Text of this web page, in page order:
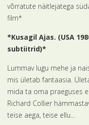
võrratute näitlejatega
film*
*Kusagil Ajas. (USA
subtiitrid)*
Lummav lugu mehe ja
mis ületab fantaasia.
mida ta oma praeguses
Richard Collier
teise aega, teise ellu...